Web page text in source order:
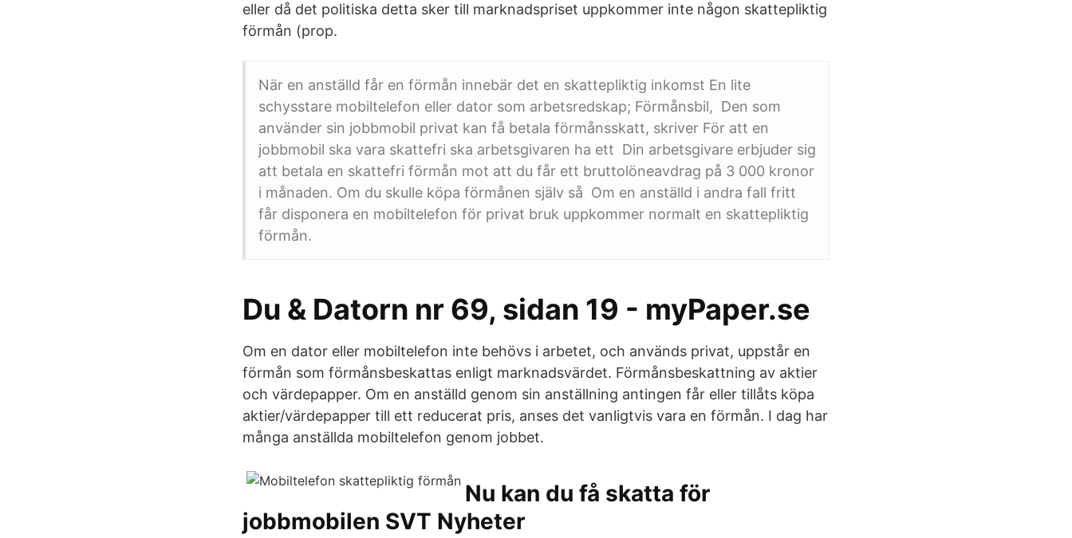
eller då det politiska detta sker till marknadspriset uppkommer inte någon skattepliktig
förmån (prop.
När en anställd får en förmån innebär det en skattepliktig inkomst En lite
schysstare mobiltelefon eller dator som arbetsredskap; Förmånsbil, Den som
använder sin jobbmobil privat kan få betala förmånsskatt, skriver För att en
jobbmobil ska vara skattefri ska arbetsgivaren ha ett Din arbetsgivare erbjuder sig
att betala en skattefri förmån mot att du får ett bruttolöneavdrag på 3 000 kronor
i månaden. Om du skulle köpa förmånen själv så Om en anställd i andra fall fritt
får disponera en mobiltelefon för privat bruk uppkommer normalt en skattepliktig
förmån.
Du & Datorn nr 69, sidan 19 - myPaper.se
Om en dator eller mobiltelefon inte behövs i arbetet, och används privat, uppstår en
förmån som förmånsbeskattas enligt marknadsvärdet. Förmånsbeskattning av aktier
och värdepapper. Om en anställd genom sin anställning antingen får eller tillåts köpa
aktier/värdepapper till ett reducerat pris, anses det vanligtvis vara en förmån. I dag har
många anställda mobiltelefon genom jobbet.
Nu kan du få skatta för
jobbmobilen SVT Nyheter